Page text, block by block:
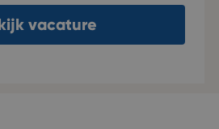
kanalen. Naast het
ondersteunen ze ook
vacature